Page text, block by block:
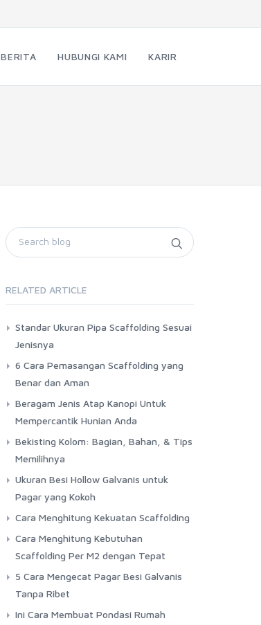
BERITA HUBUNGI KAMI KARIR
RELATED ARTICLE
Standar Ukuran Pipa Scaffolding Sesuai
Jenisnya
6 Cara Pemasangan Scaffolding yang
Benar dan Aman
Beragam Jenis Atap Kanopi Untuk
Mempercantik Hunian Anda
Bekisting Kolom: Bagian, Bahan, & Tips
Memilihnya
Ukuran Besi Hollow Galvanis untuk
Pagar yang Kokoh
Cara Menghitung Kekuatan Scaffolding
Cara Menghitung Kebutuhan
Scaffolding Per M2 dengan Tepat
5 Cara Mengecat Pagar Besi Galvanis
Tanpa Ribet
Ini Cara Membuat Pondasi Rumah